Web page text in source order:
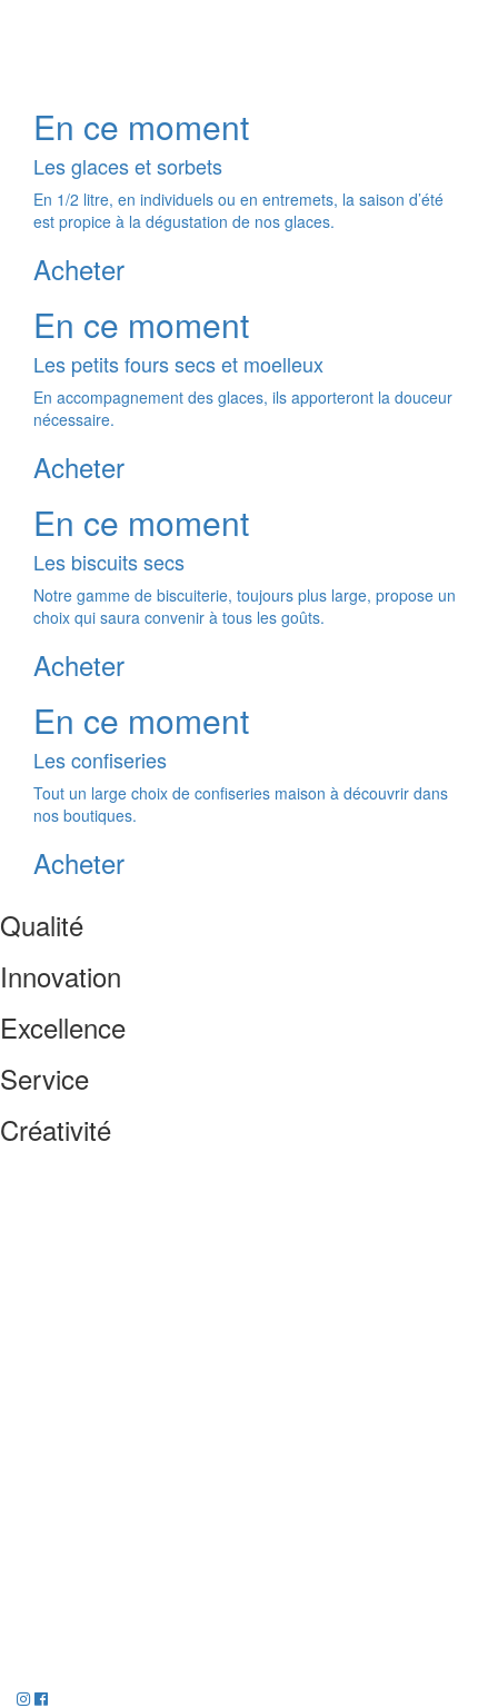
En ce moment
Les glaces et sorbets
En 1/2 litre, en individuels ou en entremets, la saison d’été
est propice à la dégustation de nos glaces.
Acheter
En ce moment
Les petits fours secs et moelleux
En accompagnement des glaces, ils apporteront la douceur
nécessaire.
Acheter
En ce moment
Les biscuits secs
Notre gamme de biscuiterie, toujours plus large, propose un
choix qui saura convenir à tous les goûts.
Acheter
En ce moment
Les confiseries
Tout un large choix de confiseries maison à découvrir dans
nos boutiques.
Acheter
Qualité
Innovation
Excellence
Service
Créativité